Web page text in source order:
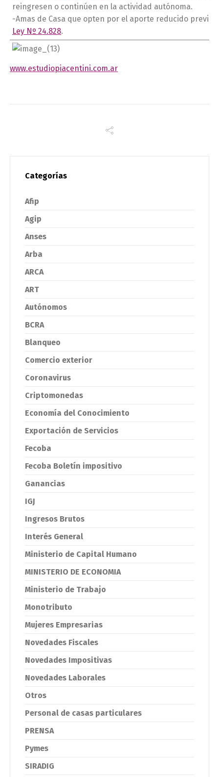
reingresen o continúen en la actividad autónoma.
-Amas de Casa que opten por el aporte reducido
Ley Nº 24.828.
www.estudiopiacentini.com.ar
Categorías
Afip
Agip
Anses
Arba
ARCA
ART
Autónomos
BCRA
Blanqueo
Comercio exterior
Coronavirus
Criptomonedas
Economía del Conocimiento
Exportación de Servicios
Fecoba
Fecoba Boletín impositivo
Ganancias
IGJ
Ingresos Brutos
Interés General
Ministerio de Capital Humano
MINISTERIO DE ECONOMIA
Ministerio de Trabajo
Monotributo
Mujeres Empresarias
Novedades Fiscales
Novedades Impositivas
Novedades Laborales
Otros
Personal de casas particulares
PRENSA
Pymes
SIRADIG